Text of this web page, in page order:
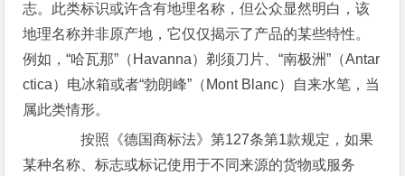
志。此类标识或许含有地理名称，但公众显然明白，该
地理名称并非原产地，它仅仅揭示了产品的某些特性。
例如，“哈瓦那”（Havanna）剃须刀片、“南极洲”（Antar
ctica）电冰箱或者“勃朗峰”（Mont Blanc）自来水笔，当
属此类情形。
按照《德国商标法》第127条第1款规定，如果
某种名称、标志或标记使用于不同来源的货物或服务